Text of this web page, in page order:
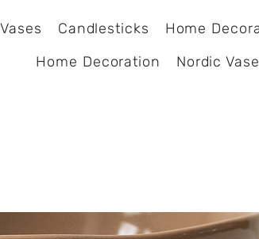
Candlesticks Home
Home Decoration
Nordic